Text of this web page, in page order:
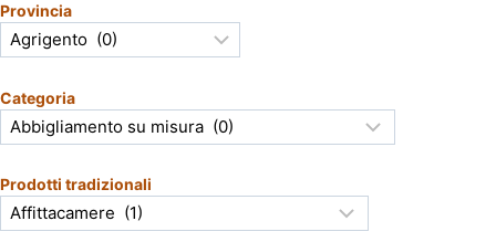
Provincia
Categoria
Prodotti tradizionali